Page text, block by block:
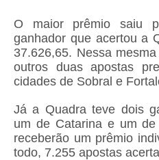
O maior prêmio saiu
ganhador que acertou a
37.626,65. Nessa
outros duas apostas
cidades de Sobral e
Já a Quadra teve dois
um de Catarina e um
receberão um prêmio
todo, 7.255 apostas